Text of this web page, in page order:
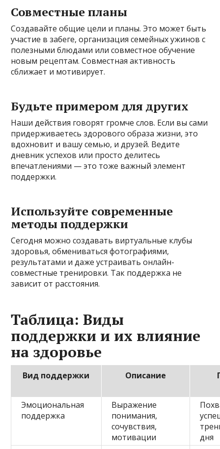
Совместные планы
Создавайте общие цели и планы. Это может быть
участие в забеге, организация семейных ужинов с
полезными блюдами или совместное обучение
новым рецептам. Совместная активность
сближает и мотивирует.
Будьте примером для других
Наши действия говорят громче слов. Если вы сами
придерживаетесь здорового образа жизни, это
вдохновит и вашу семью, и друзей. Ведите
дневник успехов или просто делитесь
впечатлениями — это тоже важный элемент
поддержки.
Используйте современные
методы поддержки
Сегодня можно создавать виртуальные клубы
здоровья, обмениваться фотографиями,
результатами и даже устраивать онлайн-
совместные тренировки. Так поддержка не
зависит от расстояния.
Таблица: Виды
поддержки и их влияние
на здоровье
Вид поддержки Описание
Эмоциональная
поддержка
Выражение
понимания,
сочувствия,
мотивации
дня